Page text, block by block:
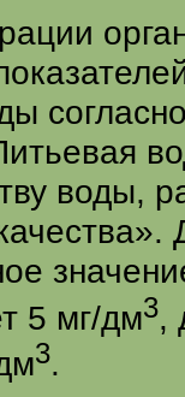
воды,
5 мг/дм3,
3.